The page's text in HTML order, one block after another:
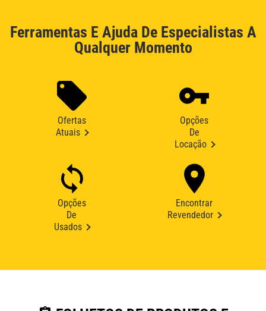
Ferramentas E Ajuda De Especialistas A
Qualquer Momento
Ofertas
Atuais
Opções
De
Locação
Opções
De
Usados
Encontrar
Revendedor